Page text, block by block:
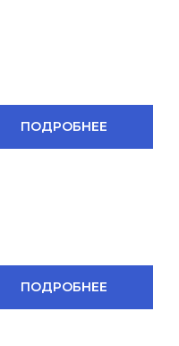
ПОДРОБНЕЕ
ПОДРОБНЕЕ